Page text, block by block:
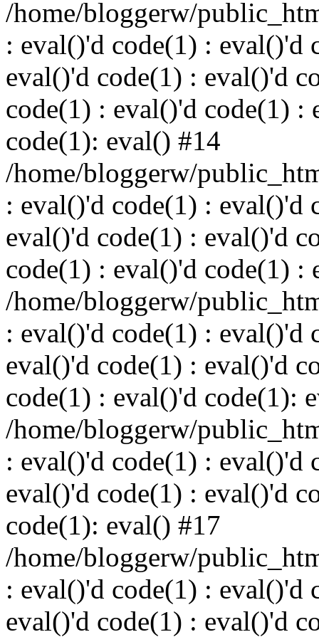
/home/bloggerw/
: eval()'d code(1) : eval()'d
eval()'d code(1) : eval()'d
code(1) : eval()'d code(1) :
code(1): eval() #14
/home/bloggerw/
: eval()'d code(1) : eval()'d
eval()'d code(1) : eval()'d
code(1) : eval()'d code(1) :
/home/bloggerw/
: eval()'d code(1) : eval()'d
eval()'d code(1) : eval()'d
code(1) : eval()'d code(1):
/home/bloggerw/
: eval()'d code(1) : eval()'d
eval()'d code(1) : eval()'d
code(1): eval() #17
/home/bloggerw/
: eval()'d code(1) : eval()'d
eval()'d code(1) : eval()'d